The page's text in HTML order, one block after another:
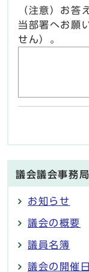
（注意）お答
当部署へお願
せん）。
議会議会事務局
お知らせ
議会の概要
議員名簿
議会の開催